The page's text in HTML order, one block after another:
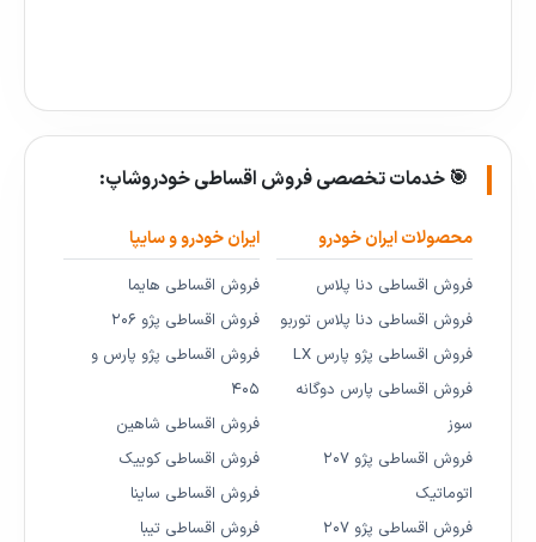
🎯 خدمات تخصصی فروش اقساطی خودروشاپ:
محصولات ایران خودرو
فروش اقساطی دنا پلاس
فروش اقساطی دنا پلاس توربو
فروش اقساطی پژو پارس LX
فروش اقساطی پارس دوگانه
سوز
فروش اقساطی پژو ۲۰۷
اتوماتیک
فروش اقساطی پژو ۲۰۷
ایران خودرو و سایپا
فروش اقساطی هایما
فروش اقساطی پژو ۲۰۶
فروش اقساطی پژو پارس و
۴۰۵
فروش اقساطی شاهین
فروش اقساطی کوییک
فروش اقساطی ساینا
فروش اقساطی تیبا